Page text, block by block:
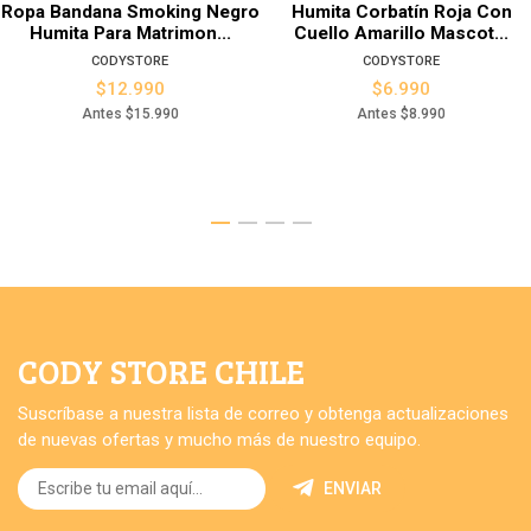
Ropa Bandana Smoking Negro
Humita Para Matrimon...
CODYSTORE
$12.990
Antes $15.990
Humita Corbatín Roja Con
Cuello Amarillo Mascot...
CODYSTORE
$6.990
Antes $8.990
CODY STORE CHILE
Suscríbase a nuestra lista de correo y obtenga actualizaciones
de nuevas ofertas y mucho más de nuestro equipo.
ENVIAR